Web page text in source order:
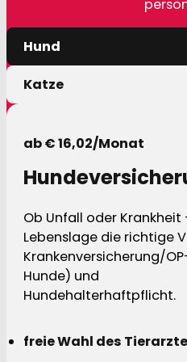
Hund
Katze
ab € 16,02/Monat
Ob Unfall oder
Lebenslage die richtige
Krankenversicherung/
Hunde) und
Hundehalterhaftpflicht.
freie Wahl des